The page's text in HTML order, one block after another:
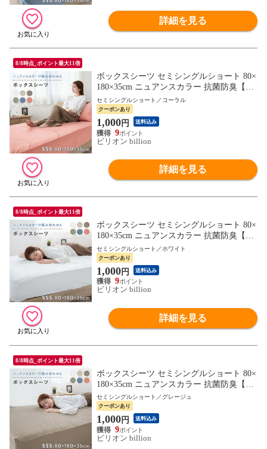
詳細を見る
8/8時点_ポイント最大11倍
ボックスシーツ セミシングルショート 80×
180×35cm ニュアンスカラー 抗菌防臭【コ
ーラル】ニュアンスカラーで組み合わせる
カバー
セミシングルショート／コーラル
クーポンあり
1,000円 送料込み
9
ビリオン billion
詳細を見る
8/8時点_ポイント最大11倍
ボックスシーツ セミシングルショート 80×
180×35cm ニュアンスカラー 抗菌防臭【ホ
ワイト】ニュアンスカラーで組み合わせる
カバー
セミシングルショート／ホワイト
クーポンあり
1,000円 送料込み
9
ビリオン billion
詳細を見る
8/8時点_ポイント最大11倍
ボックスシーツ セミシングルショート 80×
180×35cm ニュアンスカラー 抗菌防臭【グ
レージュ】ニュアンスカラーで組み合わせ
るカバー
セミシングルショート／グレージュ
クーポンあり
1,000円 送料込み
9
ビリオン billion